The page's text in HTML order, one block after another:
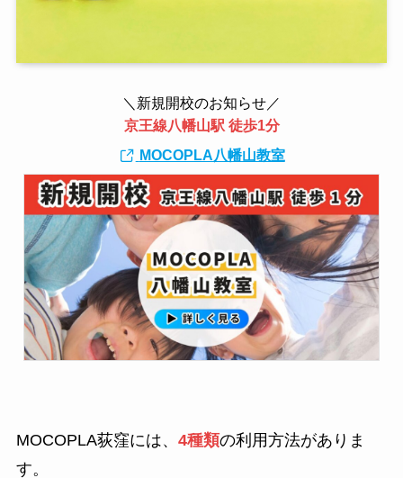
＼新規開校のお知らせ／
京王線八幡山駅 徒歩1分
MOCOPLA八幡山教室
MOCOPLA荻窪には、 4種類の利用方法がありま
す。